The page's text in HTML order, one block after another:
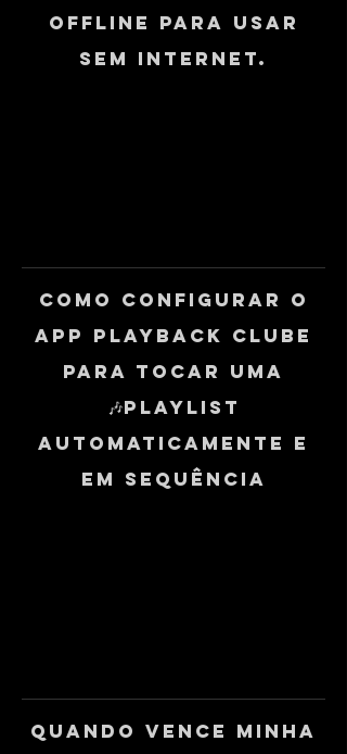
Offline para usar
sem Internet.
Como configurar o
App Playback Clube
para tocar uma
🎶playlist
automaticamente e
em sequência
Quando vence minha